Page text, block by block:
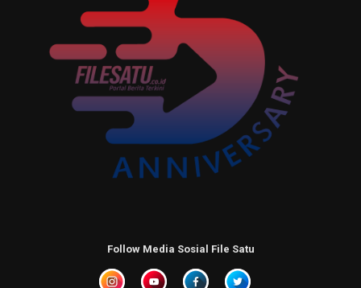
Follow Media Sosial File Satu